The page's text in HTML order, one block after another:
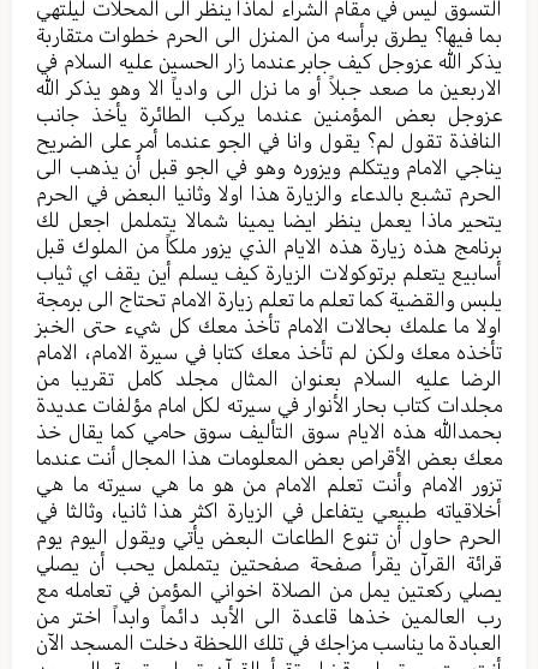
التسوق ليس في مقام الشراء لماذا ينظر الى المحلات ليلتهي
بما فيها؟ يطرق برأسه من المنزل الى الحرم خطوات متقاربة
يذكر الله عزوجل كيف جابر عندما زار الحسين عليه السلام في
الاربعين ما صعد جبلاً أو ما نزل الى وادياً الا وهو يذكر الله
عزوجل بعض المؤمنين عندما يركب الطائرة يأخذ جانب
النافذة تقول لم؟ يقول وانا في الجو عندما أمر على الضريح
يناجي الامام ويتكلم ويزوره وهو في الجو قبل أن يذهب الى
الحرم تشبع بالدعاء والزيارة هذا اولا وثانيا البعض في الحرم
يتحير ماذا يعمل ينظر ايضا يمينا شمالا يتململ اجعل لك
برنامج هذه زيارة هذه الايام الذي يزور ملكاً من الملوك قبل
أسابيع يتعلم برتوكولات الزيارة كيف يسلم أين يقف اي ثياب
يلبس والقضية كما تعلم ما تعلم زيارة الامام تحتاج الى برمجة
اولا ما علمك بحالات الامام تأخذ معك كل شيء حتى الخبز
تأخذه معك ولكن لم تأخذ معك كتابا في سيرة الامام، الامام
الرضا عليه السلام بعنوان المثال مجلد كامل تقريبا من
مجلدات كتاب بحار الأنوار في سيرته لكل امام مؤلفات عديدة
بحمدالله هذه الايام سوق التأليف سوق حامي كما يقال خذ
معك بعض الأقراص بعض المعلومات هذا المجال أنت عندما
تزور الامام وأنت تعلم الامام من هو ما هي سيرته ما هي
أخلاقياته طبيعي يتفاعل في الزيارة اكثر هذا ثانيا، وثالثا في
الحرم حاول أن تنوع الطاعات البعض يأتي ويقول اليوم يوم
قرائة القرآن يقرأ صفحة صفحتين يتململ يحب أن يصلي
يصلي ركعتين يمل من الصلاة اخواني المؤمن في تعامله مع
رب العالمين خذها قاعدة الى الأبد دائماً وابداً اختر من
العبادة ما يناسب مزاجك في تلك اللحظة دخلت المسجد الآن